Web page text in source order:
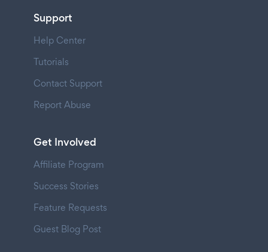
Support
Help Center
Tutorials
Contact Support
Report Abuse
Get Involved
Affiliate Program
Success Stories
Feature Requests
Guest Blog Post